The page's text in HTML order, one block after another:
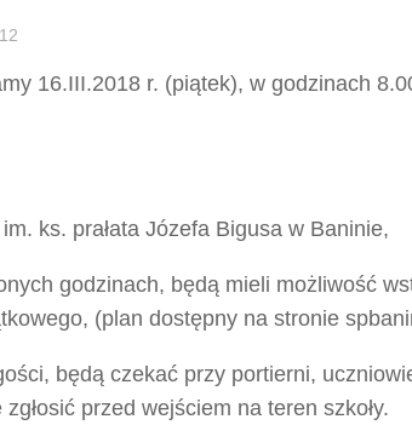
16.III.2018 r. (piątek), w godzinach
ks. prałata Józefa Bigusa w Baninie,
godzinach, będą mieli możliwość
(plan dostępny na stronie
będą czekać przy portierni,
przed wejściem na teren szkoły.